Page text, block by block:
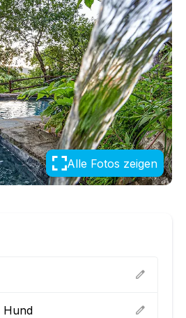
Alle Fotos zeigen
edit
Hund edit